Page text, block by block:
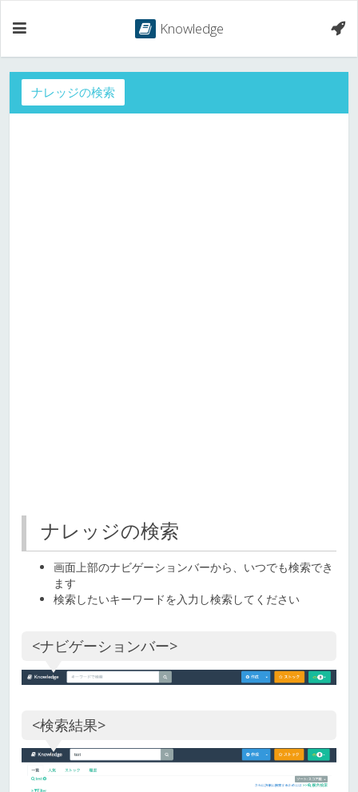
Knowledge
ナレッジの検索
ナレッジの検索
画面上部のナビゲーションバーから、いつでも検索でき
ます
検索したいキーワードを入力し検索してください
<ナビゲーションバー>
<検索結果>